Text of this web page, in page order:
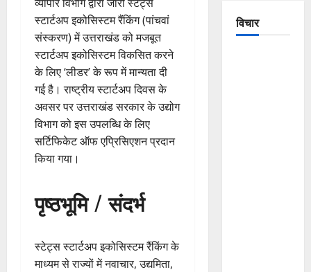
स्टार्टअप इकोसिस्टम रैंकिंग (पांचवां
संस्करण) में उत्तराखंड को मजबूत
स्टार्टअप इकोसिस्टम विकसित करने
के लिए ‘लीडर’ के रूप में मान्यता दी
गई है। राष्ट्रीय स्टार्टअप दिवस के
अवसर पर उत्तराखंड सरकार के उद्योग
विभाग को इस उपलब्धि के लिए
सर्टिफिकेट ऑफ एप्रिसिएशन प्रदान
किया गया।
पृष्ठभूमि / संदर्भ
स्टेट्स स्टार्टअप इकोसिस्टम रैंकिंग के
माध्यम से राज्यों में नवाचार, उद्यमिता,
विचार